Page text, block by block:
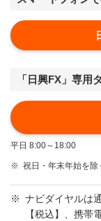
「日興FX」専用
平日 8:00～18:00
※ 祝日・年末年始を除
※ ナビダイヤルは
【税込】、携帯